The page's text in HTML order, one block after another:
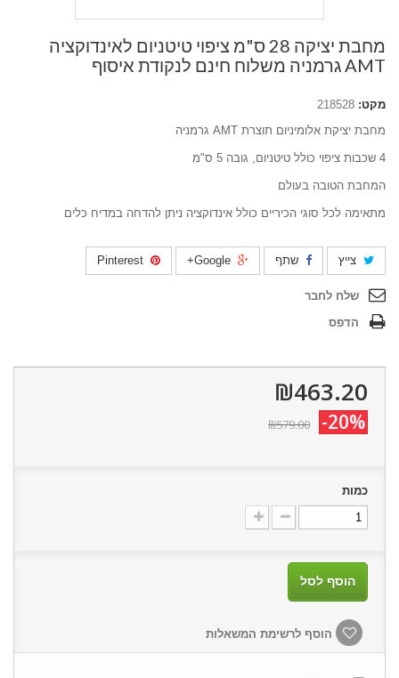
מחבת יציקה 28 ס"מ ציפוי טיטניום לאינדוקציה
AMT גרמניה משלוח חינם לנקודת איסוף
מקט: 218528
מחבת יציקת אלומיניום תוצרת AMT גרמניה
4 שכבות ציפוי כולל טיטניום, גובה 5 ס"מ
המחבת הטובה בעולם
מתאימה לכל סוגי הכיריים כולל אינדוקציה ניתן להדחה במדיח כלים
צייץ שתף
שלח לחבר
הדפס
₪463.20
-20%
₪579.00
כמות
הוסף לסל
הוסף לרשימת המשאלות